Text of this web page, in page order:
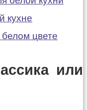
кухне
цвете
или